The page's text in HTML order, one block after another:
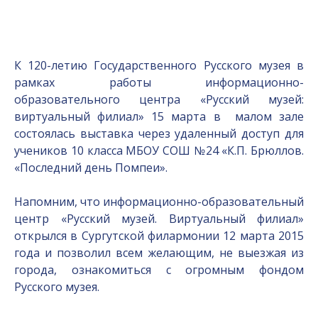
К 120-летию Государственного Русского музея в
рамках работы информационно-
образовательного центра «Русский музей:
виртуальный филиал» 15 марта в малом зале
состоялась выставка через удаленный доступ для
учеников 10 класса МБОУ СОШ №24 «К.П. Брюллов.
«Последний день Помпеи».
Напомним, что информационно-образовательный
центр «Русский музей. Виртуальный филиал»
открылся в Сургутской филармонии 12 марта 2015
года и позволил всем желающим, не выезжая из
города, ознакомиться с огромным фондом
Русского музея.